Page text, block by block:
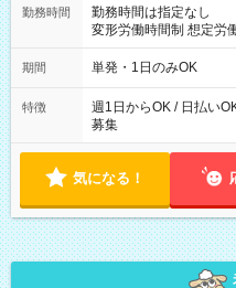
勤務時間
勤務時間は指定なし
変形労働時間制 想定労働時間160時
～21：00
期間 単発・1日のみOK
特徴
週1日からOK / 日払い
募集
気になる！